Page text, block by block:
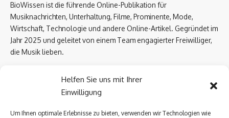
Helfen Sie uns mit Ihrer
Einwilligung
Um Ihnen optimale Erlebnisse zu bieten, verwenden wir Technologien wie
BioWissen ist die führende Online-Publikation für
Musiknachrichten, Unterhaltung, Filme, Prominente, Mode,
Wirtschaft, Technologie und andere Online-Artikel. Gegründet im
Jahr 2025 und geleitet von einem Team engagierter Freiwilliger,
die Musik lieben.